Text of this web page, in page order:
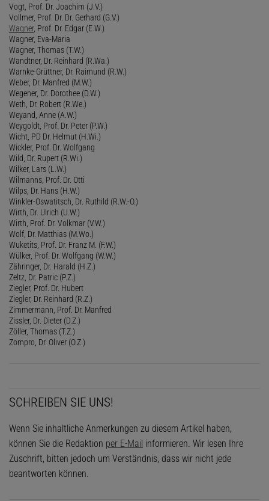
Vogt, Prof. Dr. Joachim (J.V.)
Vollmer, Prof. Dr. Dr. Gerhard (G.V.)
Wagner, Prof. Dr. Edgar (E.W.)
Wagner, Eva-Maria
Wagner, Thomas (T.W.)
Wandtner, Dr. Reinhard (R.Wa.)
Warnke-Grüttner, Dr. Raimund (R.W.)
Weber, Dr. Manfred (M.W.)
Wegener, Dr. Dorothee (D.W.)
Weth, Dr. Robert (R.We.)
Weyand, Anne (A.W.)
Weygoldt, Prof. Dr. Peter (P.W.)
Wicht, PD Dr. Helmut (H.Wi.)
Wickler, Prof. Dr. Wolfgang
Wild, Dr. Rupert (R.Wi.)
Wilker, Lars (L.W.)
Wilmanns, Prof. Dr. Otti
Wilps, Dr. Hans (H.W.)
Winkler-Oswatitsch, Dr. Ruthild (R.W.-O.)
Wirth, Dr. Ulrich (U.W.)
Wirth, Prof. Dr. Volkmar (V.W.)
Wolf, Dr. Matthias (M.Wo.)
Wuketits, Prof. Dr. Franz M. (F.W.)
Wülker, Prof. Dr. Wolfgang (W.W.)
Zähringer, Dr. Harald (H.Z.)
Zeltz, Dr. Patric (P.Z.)
Ziegler, Prof. Dr. Hubert
Ziegler, Dr. Reinhard (R.Z.)
Zimmermann, Prof. Dr. Manfred
Zissler, Dr. Dieter (D.Z.)
Zöller, Thomas (T.Z.)
Zompro, Dr. Oliver (O.Z.)
SCHREIBEN SIE UNS!
Wenn Sie inhaltliche Anmerkungen zu diesem Artikel haben,
können Sie die Redaktion per E-Mail informieren. Wir lesen Ihre
Zuschrift, bitten jedoch um Verständnis, dass wir nicht jede
beantworten können.